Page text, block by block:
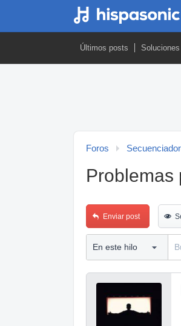
Últimos posts Soluciones
Foros
Problemas
Enviar post